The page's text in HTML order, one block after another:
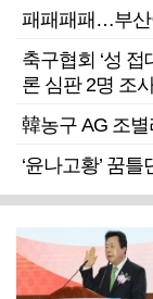
패패패패…부산
축구협회 ‘성
론 심판 2명 조
韓농구 AG 조
‘윤나고황’ 꿈